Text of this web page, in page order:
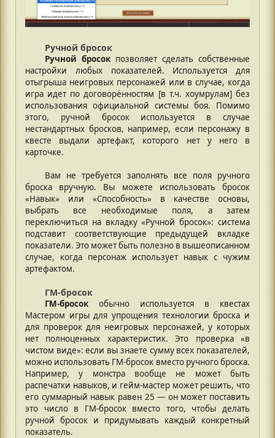
Ручной бросок
Ручной бросок позволяет сделать собственные
настройки любых показателей. Используется для
отыгрыша неигровых персонажей или в случае, когда
игра идет по договорённостям [в т.ч. хоумрулам] без
использования официальной системы боя. Помимо
этого, ручной бросок используется в случае
нестандартных бросков, например, если персонажу в
квесте выдали артефакт, которого нет у него в
карточке.
Вам не требуется заполнять все поля ручного
броска вручную. Вы можете использовать бросок
«Навык» или «Способность» в качестве основы,
выбрать все необходимые поля, а затем
переключиться на вкладку «Ручной бросок»: система
подставит соответствующие предыдущей вкладке
показатели. Это может быть полезно в вышеописанном
случае, когда персонаж использует навык с чужим
артефактом.
ГМ-бросок
ГМ-бросок обычно используется в квестах
Мастером игры для упрощения технологии броска и
для проверок для неигровых персонажей, у которых
нет полноценных характеристик. Это проверка «в
чистом виде»: если вы знаете сумму всех показателей,
можно использовать ГМ-бросок вместо ручного броска.
Например, у монстра вообще не может быть
распечатки навыков, и гейм-мастер может решить, что
его суммарный навык равен 25 — он может поставить
это число в ГМ-бросок вместо того, чтобы делать
ручной бросок и придумывать каждый конкретный
показатель.